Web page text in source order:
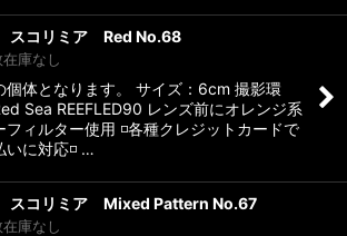
コリミア Red No.68
庫なし
個体となります。 サイズ：6cm 撮影環
Sea REEFLED90 レンズ前にオレンジ系
フィルター使用 ◽️各種クレジットカードで
いに対応◽️ …
コリミア Mixed Pattern No.67
庫なし